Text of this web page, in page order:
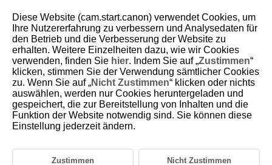
D101-057
Blitzaufnahmen
Dieses Kapitel beschreibt, wie mit dem internen Blitz oder einem
externen Blitz (Speedlites der Serien EL/EX) aufgenommen werden
kann.
den Kreativ-Programmen verfügbar sind
Diese Website (cam.start.canon) verwendet Cookies, um
Ihre Nutzererfahrung zu verbessern und Analysedaten für
den Betrieb und die Verbesserung der Website zu
erhalten. Weitere Einzelheiten dazu, wie wir Cookies
verwenden, finden Sie hier. Indem Sie auf „Zustimmen“
klicken, stimmen Sie der Verwendung sämtlicher Cookies
zu. Wenn Sie auf „Nicht Zustimmen“ klicken oder nichts
auswählen, werden nur Cookies heruntergeladen und
gespeichert, die zur Bereitstellung von Inhalten und die
Funktion der Website notwendig sind. Sie können diese
Einstellung jederzeit ändern.
Zustimmen Nicht Zustimmen